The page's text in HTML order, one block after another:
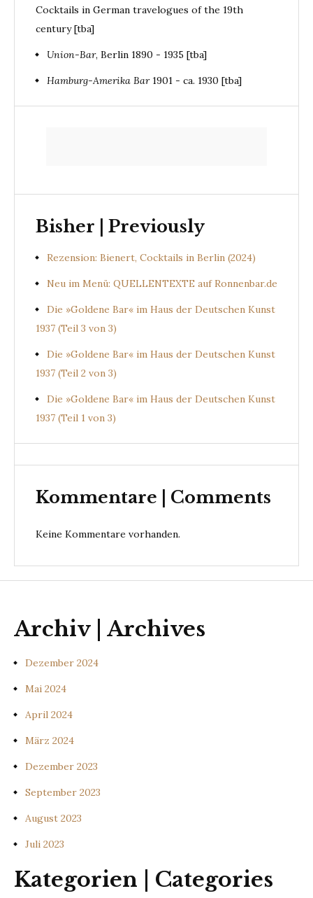
Cocktails in German travelogues of the 19th
century [tba]
Union-Bar, Berlin 1890 - 1935 [tba]
Hamburg-Amerika Bar1901 - ca. 1930 [tba]
Bisher | Previously
Rezension: Bienert, Cocktails in Berlin (2024)
Neu im Menü: QUELLENTEXTE auf Ronnenbar.de
Die »Goldene Bar« im Haus der Deutschen Kunst
1937 (Teil 3 von 3)
Die »Goldene Bar« im Haus der Deutschen Kunst
1937 (Teil 2 von 3)
Die »Goldene Bar« im Haus der Deutschen Kunst
1937 (Teil 1 von 3)
Kommentare | Comments
Keine Kommentare vorhanden.
Archiv | Archives
Dezember 2024
Mai 2024
April 2024
März 2024
Dezember 2023
September 2023
August 2023
Juli 2023
Kategorien | Categories